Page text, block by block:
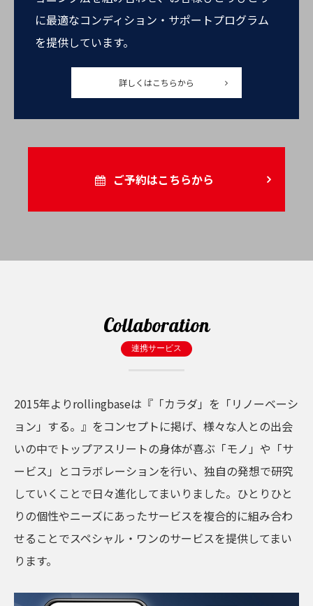
に最適なコンディション・サポートプログラム
を提供しています。
詳しくはこちらから
ご予約はこちらから
Collaboration
連携サービス
2015年よりrollingbaseは『「カラダ」を「リノーベーシ
ョン」する。』をコンセプトに掲げ、様々な人との出会
いの中でトップアスリートの身体が喜ぶ「モノ」や「サ
ービス」とコラボレーションを行い、独自の発想で研究
していくことで日々進化してまいりました。ひとりひと
りの個性やニーズにあったサービスを複合的に組み合わ
せることでスペシャル・ワンのサービスを提供してまい
ります。